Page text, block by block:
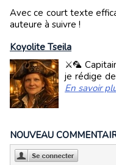
Avec ce court texte
auteure à suivre !
Koyolite Tseila
⚔️🦜
je rédige
En savoir
NOUVEAU